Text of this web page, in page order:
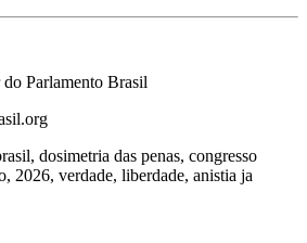
Parlamento Brasil
dosimetria das penas, congresso
2026, verdade, liberdade, anistia ja